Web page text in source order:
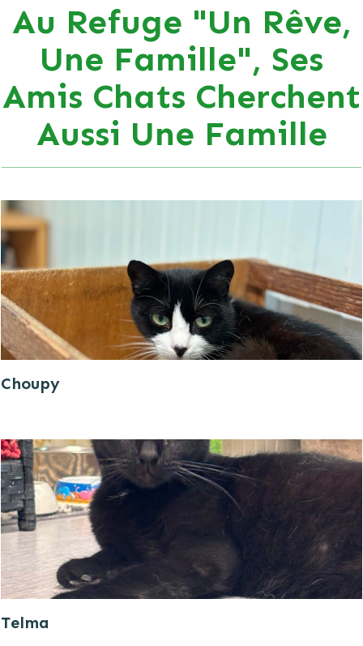
Au Refuge "Un Rêve,
Une Famille", Ses
Amis Chats Cherchent
Aussi Une Famille
Choupy
Telma